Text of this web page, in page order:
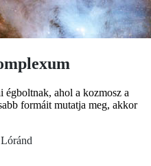
égboltnak, ahol a kozmosz a
formáit mutatja meg, akkor